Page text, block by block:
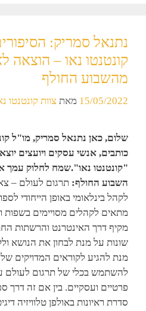
נתנאל סמריק:
קונטנטו נאו – הוצאה
מהשבוע החולף
15/05/2022 מאת צוות קונטנטו
שלום, כאן נתנאל סמריק, מו"ל
כותבים, אנשי עסקים ויועצים
"קונטנטו נאו".שמח לחלוק עמך
השבוע החולף: תרגום לעולם –
לקהל בינלאומי באופן הייחודי
מתאים לקהלים מסויימים בשפות
מקיף דרך האינטרנט והרשתות
שונות על מנת לבחון את הנושא
מנת להגיע לקוראים המדויקים של
להשתמש בכלי של תרגום לעולם
פרטיים ועסקיים. בין אם זה דרך
סדרת ראיונות באולפן טלוויזיה